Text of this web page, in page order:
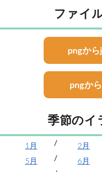
ファイ
pngか
pngか
季節のイ
1月 2月
5月
6月